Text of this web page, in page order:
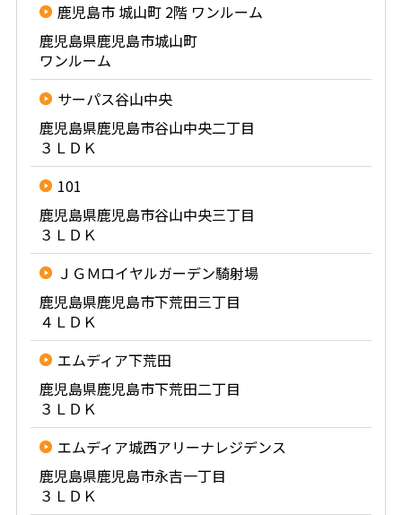
鹿児島市 城山町 2階 ワンルーム
鹿児島県鹿児島市城山町
ワンルーム
サーパス谷山中央
鹿児島県鹿児島市谷山中央二丁目
３ＬＤＫ
101
鹿児島県鹿児島市谷山中央三丁目
３ＬＤＫ
ＪＧＭロイヤルガーデン騎射場
鹿児島県鹿児島市下荒田三丁目
４ＬＤＫ
エムディア下荒田
鹿児島県鹿児島市下荒田二丁目
３ＬＤＫ
エムディア城西アリーナレジデンス
鹿児島県鹿児島市永吉一丁目
３ＬＤＫ